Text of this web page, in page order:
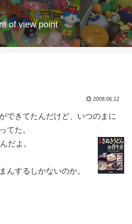
of view point
2008.06.12
できてたんだけど、いつのまに
てた。
だよ。
するしかないのか。